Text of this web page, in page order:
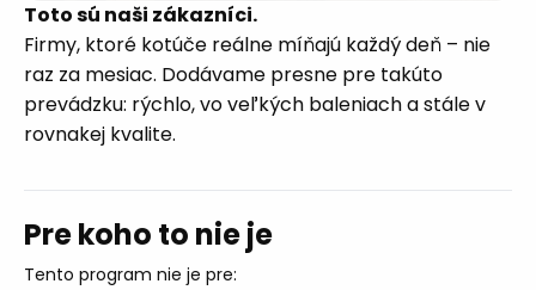
Toto sú naši zákazníci.
Firmy, ktoré kotúče reálne míňajú každý deň – nie
raz za mesiac. Dodávame presne pre takúto
prevádzku: rýchlo, vo veľkých baleniach a stále v
rovnakej kvalite.
Pre koho to nie je
Tento program nie je pre: